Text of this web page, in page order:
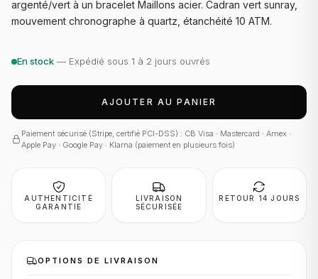
argenté/vert à un bracelet Maillons acier. Cadran vert sunray,
mouvement chronographe à quartz, étanchéité 10 ATM.
En stock — Expédié sous 1 à 2 jours ouvrés
AJOUTER AU PANIER
Paiement sécurisé (Stripe, certifié PCI-DSS) : CB Visa · Mastercard · Amex ·
Apple Pay · Google Pay · Klarna (paiement en plusieurs fois)
AUTHENTICITÉ
GARANTIE
LIVRAISON
SÉCURISÉE
RETOUR 14 JOURS
OPTIONS DE LIVRAISON